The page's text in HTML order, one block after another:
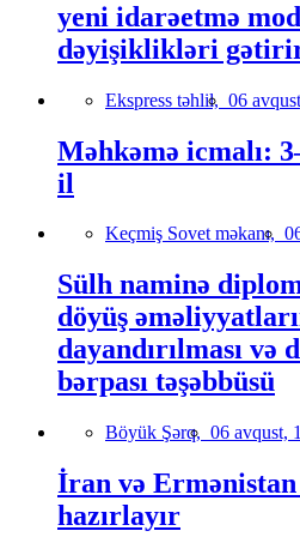
yeni idarəetmə
dəyişiklikləri
Ekspress təhlil, 06
Məhkəmə icmalı:
il
Keçmiş Sovet məkanı,
Sülh naminə
döyüş
dayandırılması və
bərpası təşəbbüsü
Böyük Şərq, 06 avqust,
İran və
hazırlayır